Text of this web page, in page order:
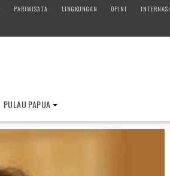
PARIWISATA LINGKUNGAN OPINI
PULAU PAPUA